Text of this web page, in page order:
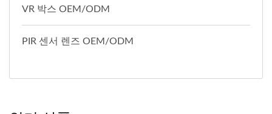
VR 박스 OEM/ODM
PIR 센서 렌즈 OEM/ODM